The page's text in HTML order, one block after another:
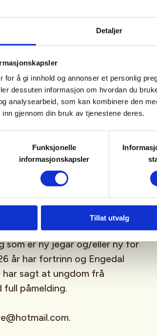
Detaljer
for å gi innhold og annonser et personlig
dessuten informasjon om hvordan du
analysearbeid, som kan kombinere den
gjennom din bruk av tjenestene deres.
Funksjonelle
informasjonskapsler
Tillat utvalg
Påmeldte må førebu seg
oppsvask etc.
med godkjend storviltprøve
av papirar og teoretisk
reglar. Vi ser også på korleis
får tilbod om å vere med
få sitte på post og vere
jakte med både bandhund og
også vere mogleg å lokke om
ein slaktekveld/kurs, der
om å kjøpe att noko kjøtt.
som er ny jegar og/eller ny for
år har fortrinn og Engedal
sagt at ungdom frå
full påmelding.